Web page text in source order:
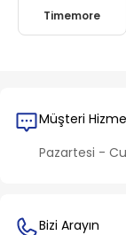
Timemore
Müşteri
Pazartesi -
Bizi Arayın